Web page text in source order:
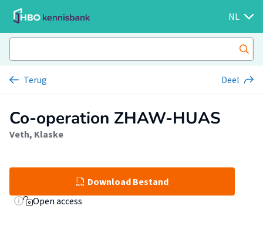
NL
Terug Deel
Co-operation ZHAW-HUAS
Veth, Klaske
Download Bestand
Open access